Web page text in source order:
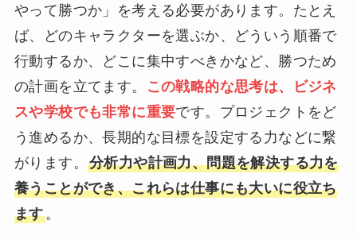
やって勝つか」を考える必要があります。たとえ
ば、どのキャラクターを選ぶか、どういう順番で
行動するか、どこに集中すべきかなど、勝つため
の計画を立てます。
この戦略的な思考は、ビジネ
スや学校でも非常に重要です。プロジェクトをど
う進めるか、長期的な目標を設定する力などに繋
がります。 分析力や計画力、問題を解決する力を
養うことができ、これらは仕事にも大いに役立ち
ます。